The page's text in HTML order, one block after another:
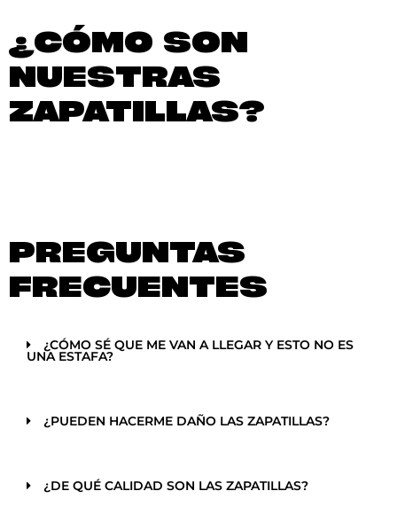
¿CÓMO SON
NUESTRAS
ZAPATILLAS?
PREGUNTAS
FRECUENTES
¿CÓMO SÉ QUE ME VAN A LLEGAR Y ESTO NO ES
UNA ESTAFA?
¿PUEDEN HACERME DAÑO LAS ZAPATILLAS?
¿DE QUÉ CALIDAD SON LAS ZAPATILLAS?